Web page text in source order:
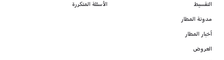
التقسيط
مدونة المطار
أخبار المطار
العروض
الأسئلة المتكررة